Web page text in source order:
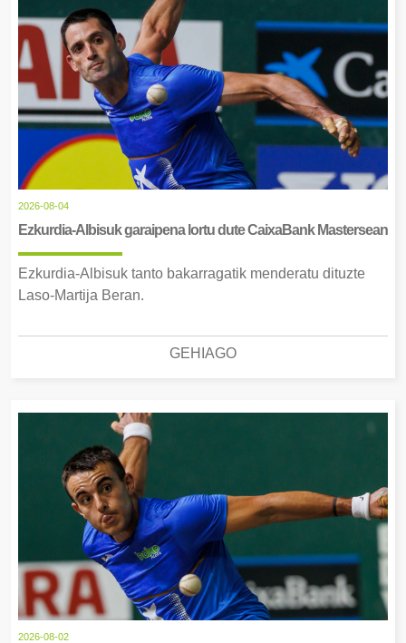
2026-08-04
Ezkurdia-Albisuk garaipena lortu dute CaixaBank Mastersean
Ezkurdia-Albisuk tanto bakarragatik menderatu dituzte
Laso-Martija Beran.
GEHIAGO
2026-08-02